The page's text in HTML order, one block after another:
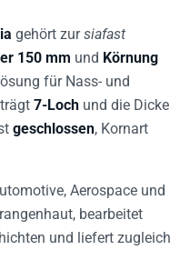
gehört zursiafast
150 mm und Körnung
für Nass- und
7-Loch und die Dicke
geschlossen, Kornart
Aerospace und
bearbeitet
und liefert zugleich